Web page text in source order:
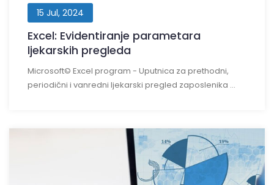
15 Jul, 2024
Excel: Evidentiranje parametara
ljekarskih pregleda
Microsoft© Excel program - Uputnica za prethodni,
periodični i vanredni ljekarski pregled zaposlenika ...